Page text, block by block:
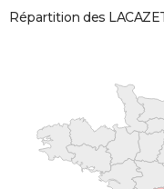
Répartition des